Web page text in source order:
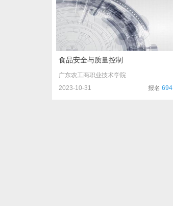
食品安全与质量控制
广东农工商职业技术学院
2023-10-31
报名 694